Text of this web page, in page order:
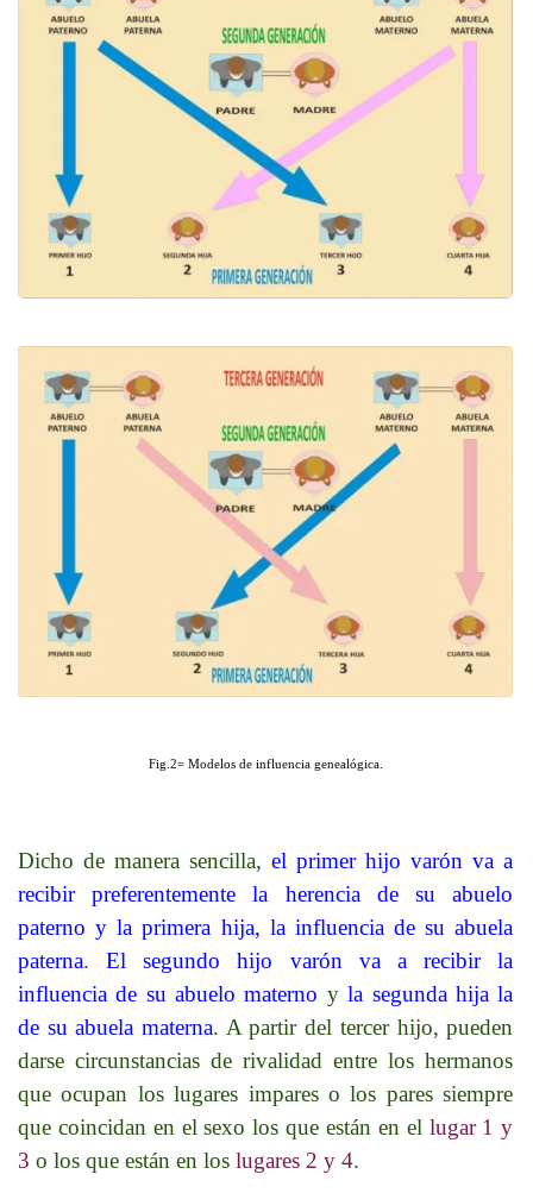
Fig.2= Modelos de influencia genealógica.
Dicho de manera sencilla,el primer hijo varón va a
recibir preferentemente la herencia de su abuelo
paterno y la primera hija, la influencia de su abuela
paterna.El segundo hijo varón va a recibir la
influencia de su abuelo materno yla segunda hija la
de su abuela materna. A partir del tercer hijo, pueden
darse circunstancias de rivalidad entre los hermanos
que ocupan los lugares impares o los pares siempre
que coincidan en el sexo los que están en el lugar 1 y
3 o los que están en los lugares 2 y 4.